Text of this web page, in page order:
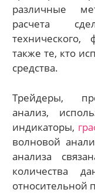
различные
расчета
технического,
также те, кто
средства.
Трейдеры,
анализ,
индикаторы,
волновой
анализа
количества
относительной